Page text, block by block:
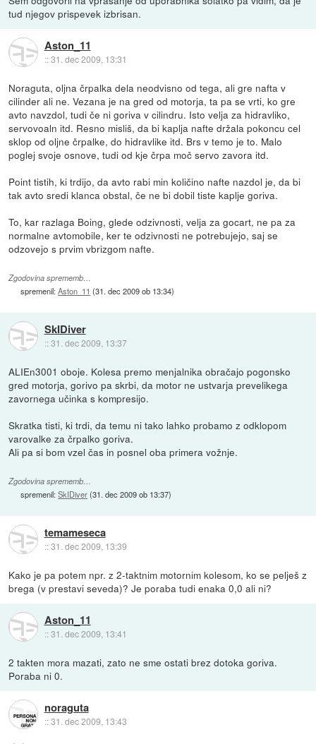
tud njegov prispevek izbrisan.
Aston_11
::31. dec 2009, 13:31
Noraguta, oljna črpalka dela neodvisno od tega, ali gre nafta v
cilinder ali ne. Vezana je na gred od motorja, ta pa se vrti, ko gre
avto navzdol, tudi če ni goriva v cilindru. Isto velja za hidravliko,
servovoaln itd. Resno misliš, da bi kaplja nafte držala pokoncu cel
sklop od oljne črpalke, do hidravlike itd. Brs v temo je to. Malo
poglej svoje osnove, tudi od kje črpa moč servo zavora itd.
Point tistih, ki trdijo, da avto rabi min količino nafte nazdol je, da bi
tak avto sredi klanca obstal, če ne bi dobil tiste kaplje goriva.
To, kar razlaga Boing, glede odzivnosti, velja za gocart, ne pa za
normalne avtomobile, ker te odzivnosti ne potrebujejo, saj se
odzovejo s prvim vbrizgom nafte.
Zgodovina sprememb…
spremenil:Aston_11 (31. dec 2009 ob 13:34)
SkIDiver
::31. dec 2009, 13:37
ALIEn3001 oboje. Kolesa premo menjalnika obračajo pogonsko
gred motorja, gorivo pa skrbi, da motor ne ustvarja prevelikega
zavornega učinka s kompresijo.
Skratka tisti, ki trdi, da temu ni tako lahko probamo z odklopom
varovalke za črpalko goriva.
Ali pa si bom vzel čas in posnel oba primera vožnje.
Zgodovina sprememb…
spremenil:SkIDiver(31. dec 2009 ob 13:37)
temameseca
::31. dec 2009, 13:39
Kako je pa potem npr. z 2-taktnim motornim kolesom, ko se pelješ z
brega (v prestavi seveda)? Je poraba tudi enaka 0,0 ali ni?
Aston_11
::31. dec 2009, 13:41
2 takten mora mazati, zato ne sme ostati brez dotoka goriva.
Poraba ni 0.
noraguta
::31. dec 2009, 13:43